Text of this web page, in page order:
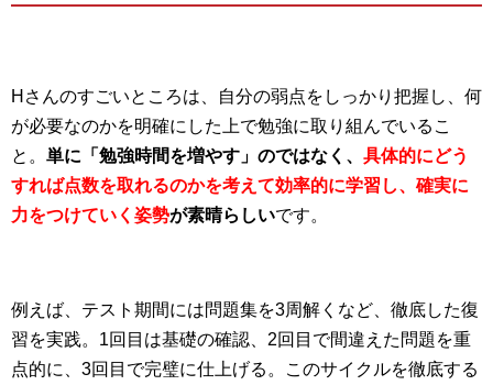
Hさんのすごいところは、自分の弱点をしっかり把握し、何
が必要なのかを明確にした上で勉強に取り組んでいるこ
と。 単に「勉強時間を増やす」のではなく、 具体的にどう
すれば点数を取れるのかを考えて効率的に学習し、確実に
力をつけていく姿勢が素晴らしいです。
例えば、テスト期間には問題集を3周解くなど、徹底した復
習を実践。1回目は基礎の確認、2回目で間違えた問題を重
点的に、3回目で完璧に仕上げる。このサイクルを徹底する